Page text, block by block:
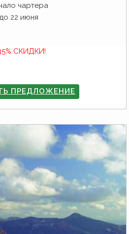
чартера
до 22 июня
СКИДКИ!
ПРЕДЛОЖЕНИЕ